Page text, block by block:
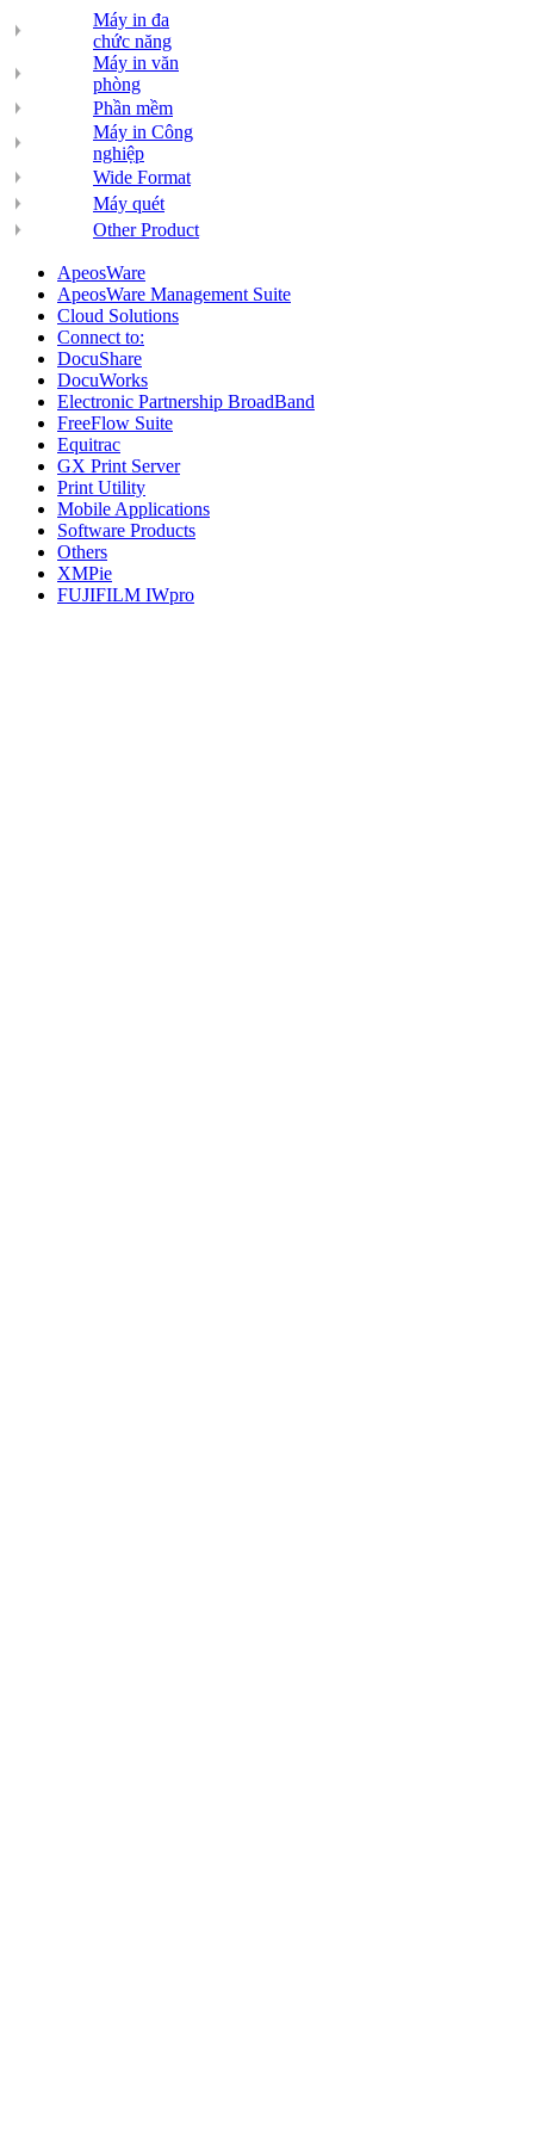
Máy in đa
chức năng
Máy in văn
phòng
Phần mềm
Máy in Công
nghiệp
Wide Format
Máy quét
Other Product
ApeosWare
ApeosWare Management Suite
Cloud Solutions
Connect to:
DocuShare
DocuWorks
Electronic Partnership BroadBand
FreeFlow Suite
Equitrac
GX Print Server
Print Utility
Mobile Applications
Software Products
Others
XMPie
FUJIFILM IWpro